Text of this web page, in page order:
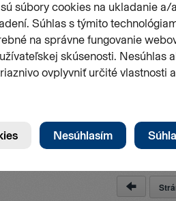
Bratislava 2025